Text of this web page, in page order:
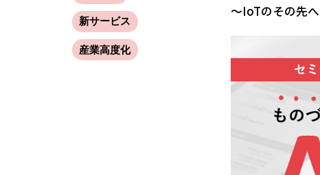
新サービス
産業高度化
～IoTのその先